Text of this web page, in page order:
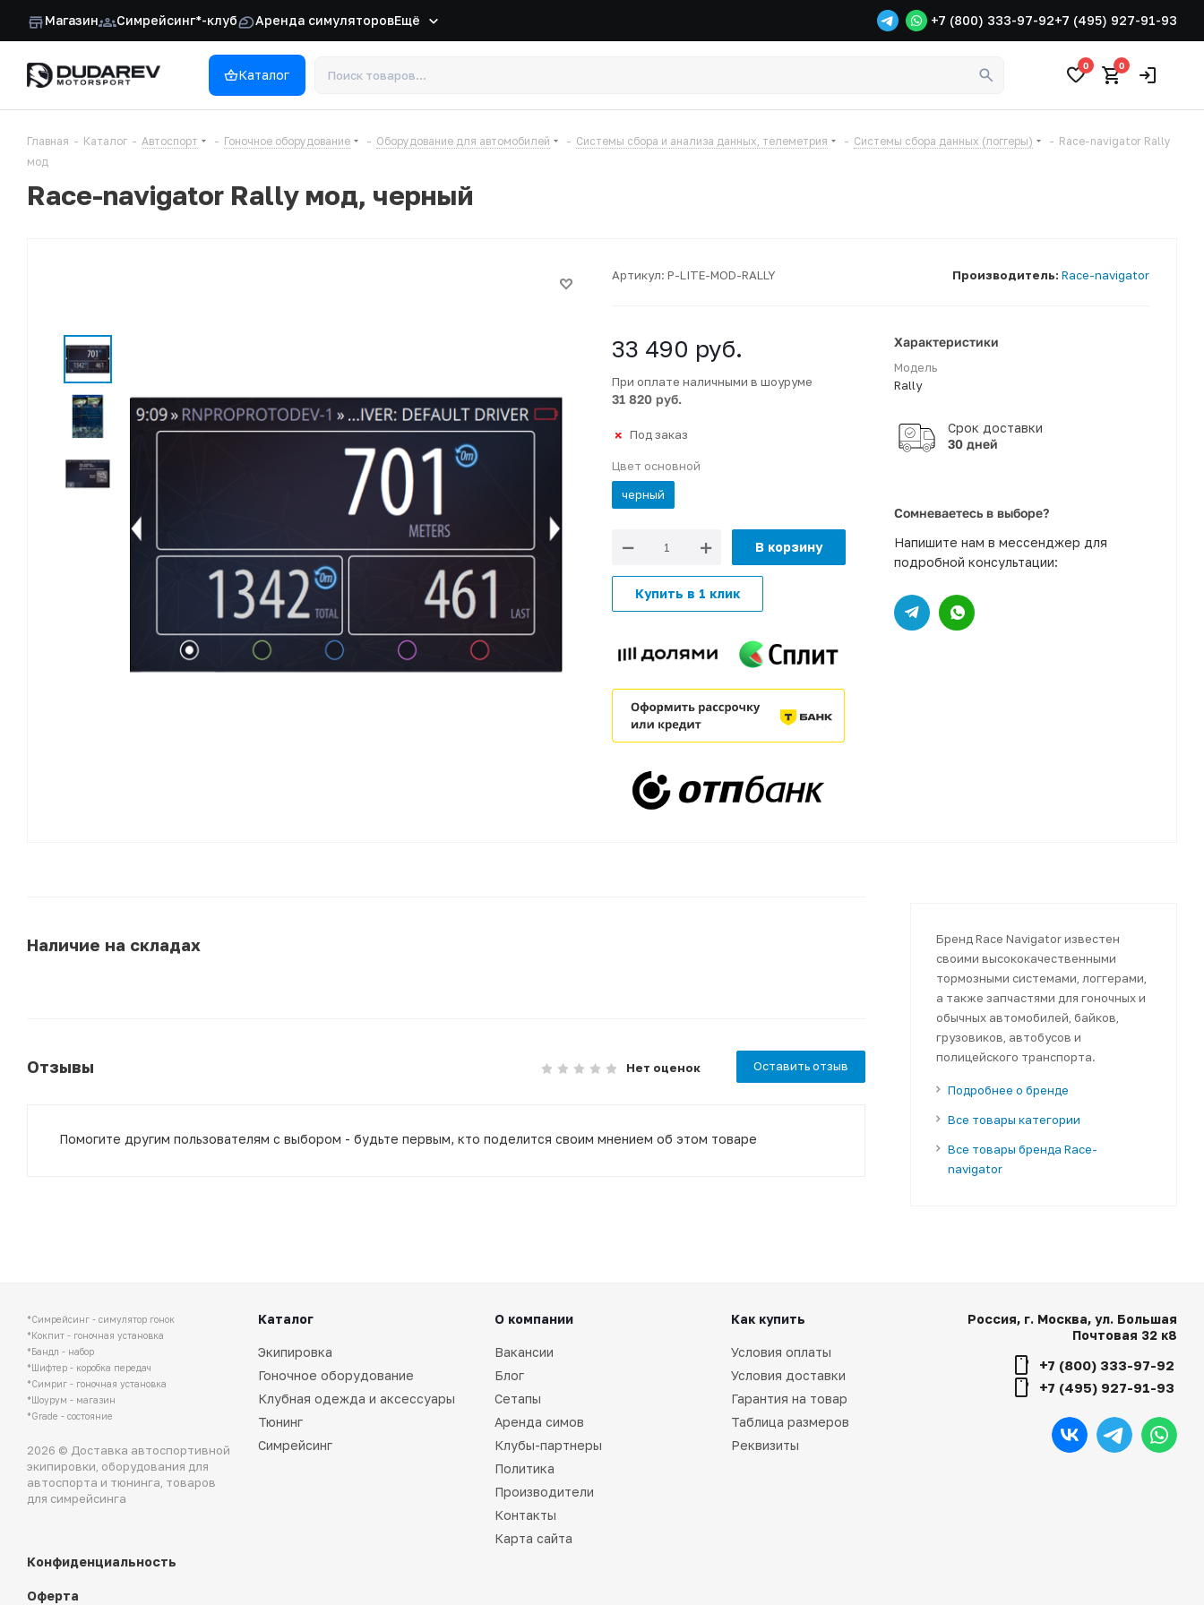
Магазин Симрейсинг*-клуб Аренда симуляторовЕщё +7 (800) 333-97-92+7 (495) 927-91-93
Каталог
0 0
Главная - Каталог - Автоспорт - Гоночное оборудование - Оборудование для автомобилей - Системы сбора и анализа данных, телеметрия - Системы сбора данных (логгеры) - Race-navigator Rally
мод
Race-navigator Rally мод, черный
Артикул: P-LITE-MOD-RALLY Производитель: Race-navigator
33 490 руб.
При оплате наличными в шоуруме
31 820 руб.
Под заказ
Цвет основной
черный
В корзину
Купить в 1 клик
Характеристики
30 дней
Модель
Rally
Сомневаетесь в выборе?
Напишите нам в мессенджер для
подробной консультации:
Наличие на складах
Отзывы Нет оценок Оставить отзыв
Помогите другим пользователям с выбором - будьте первым, кто поделится своим мнением об этом товаре
Бренд Race Navigator известен
своими высококачественными
тормозными системами, логгерами,
а также запчастями для гоночных и
обычных автомобилей, байков,
грузовиков, автобусов и
полицейского транспорта.
Подробнее о бренде
Все товары категории
Все товары бренда Race-
navigator
*Симрейсинг - симулятор гонок
*Кокпит - гоночная установка
*Бандл - набор
*Шифтер - коробка передач
*Симриг - гоночная установка
*Шоурум - магазин
*Grade - состояние
2026 © Доставка автоспортивной
экипировки, оборудования для
автоспорта и тюнинга, товаров
для симрейсинга
Конфиденциальность
Оферта
Каталог
Экипировка
Гоночное оборудование
Клубная одежда и аксессуары
Тюнинг
Симрейсинг
О компании
Вакансии
Блог
Сетапы
Аренда симов
Клубы-партнеры
Политика
Производители
Контакты
Карта сайта
Как купить
Условия оплаты
Условия доставки
Гарантия на товар
Таблица размеров
Реквизиты
Россия, г. Москва, ул. Большая
Почтовая 32 к8
+7 (800) 333-97-92
+7 (495) 927-91-93